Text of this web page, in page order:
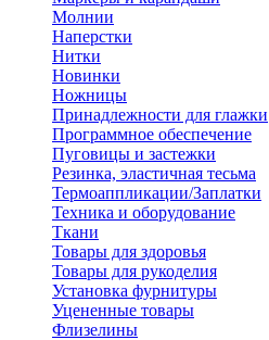
Молнии
Наперстки
Нитки
Новинки
Ножницы
Принадлежности для глажки
Программное обеспечение
Пуговицы и застежки
Резинка, эластичная тесьма
Термоаппликации/Заплатки
Техника и оборудование
Ткани
Товары для здоровья
Товары для рукоделия
Установка фурнитуры
Уцененные товары
Флизелины